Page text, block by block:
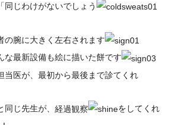
同じわけがないでしょう
の腕に大きく左右されます
な最新設備も絵に描いた餅です
当医が、最初から最後まで診てくれ
じ先生が、 経過観察
をしてくれ